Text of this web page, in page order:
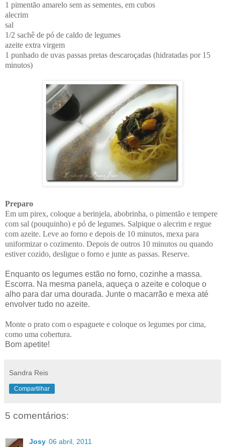
1 pimentão amarelo sem as sementes, em cubos
alecrim
sal
1/2 sachê de pó de caldo de legumes
azeite extra virgem
1 punhado de uvas passas pretas descaroçadas (hidratadas por 15
minutos)
Preparo
Em um pirex, coloque a berinjela, abobrinha, o pimentão e tempere
com sal (pouquinho) e pó de legumes. Salpique o alecrim e regue
com azeite. Leve ao forno e depois de 10 minutos, mexa para
uniformizar o cozimento. Depois de outros 10 minutos ou quando
estiver cozido, desligue o forno e junte as passas. Reserve.
Enquanto os legumes estão no forno, cozinhe a massa.
Escorra. Na mesma panela, aqueça o azeite e coloque o
alho para dar uma dourada. Junte o macarrão e mexa até
envolver tudo no azeite.
Monte o prato com o espaguete e coloque os legumes por cima,
como uma cobertura.
Bom apetite!
Sandra Reis
Compartilhar
5 comentários:
Josy 06 abril, 2011